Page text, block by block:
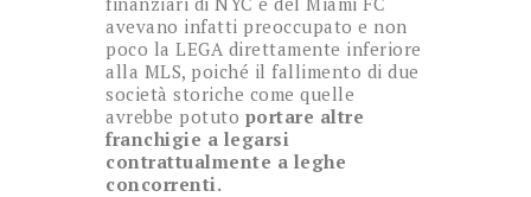
avevano infatti preoccupato e non
poco la LEGA direttamente inferiore
alla MLS, poiché il fallimento di due
società storiche come quelle
avrebbe potuto portare altre
franchigie a legarsi
contrattualmente a leghe
concorrenti.